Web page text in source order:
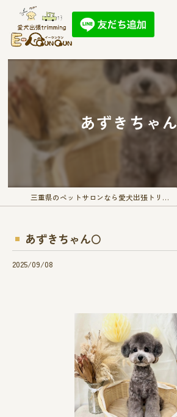
あずきちゃ
三重県のペットサロンなら愛犬出張トリミング E-QunQun
あずきちゃん🌕
2025/09/08